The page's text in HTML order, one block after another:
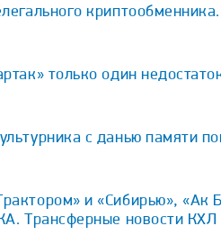
только один
с данью памяти
и «Сибирью», «Ак
Трансферные новости КХЛ